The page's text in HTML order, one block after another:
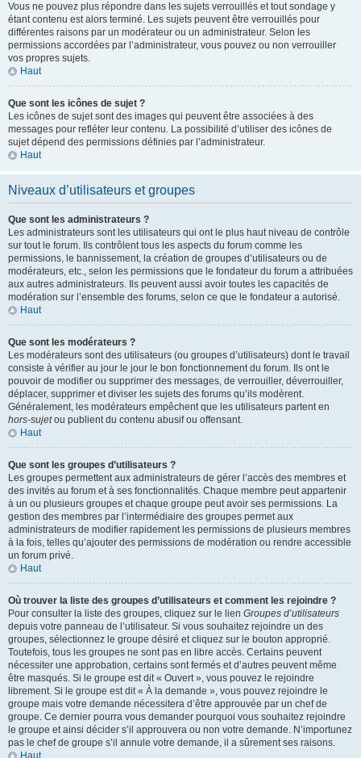
Vous ne pouvez plus répondre dans les sujets verrouillés et tout sondage y
étant contenu est alors terminé. Les sujets peuvent être verrouillés pour
différentes raisons par un modérateur ou un administrateur. Selon les
permissions accordées par l’administrateur, vous pouvez ou non verrouiller
vos propres sujets.
Haut
Que sont les icônes de sujet ?
Les icônes de sujet sont des images qui peuvent être associées à des
messages pour refléter leur contenu. La possibilité d’utiliser des icônes de
sujet dépend des permissions définies par l’administrateur.
Haut
Niveaux d’utilisateurs et groupes
Que sont les administrateurs ?
Les administrateurs sont les utilisateurs qui ont le plus haut niveau de contrôle
sur tout le forum. Ils contrôlent tous les aspects du forum comme les
permissions, le bannissement, la création de groupes d’utilisateurs ou de
modérateurs, etc., selon les permissions que le fondateur du forum a attribuées
aux autres administrateurs. Ils peuvent aussi avoir toutes les capacités de
modération sur l’ensemble des forums, selon ce que le fondateur a autorisé.
Haut
Que sont les modérateurs ?
Les modérateurs sont des utilisateurs (ou groupes d’utilisateurs) dont le travail
consiste à vérifier au jour le jour le bon fonctionnement du forum. Ils ont le
pouvoir de modifier ou supprimer des messages, de verrouiller, déverrouiller,
déplacer, supprimer et diviser les sujets des forums qu’ils modèrent.
Généralement, les modérateurs empêchent que les utilisateurs partent en
hors-sujetou publient du contenu abusif ou offensant.
Haut
Que sont les groupes d’utilisateurs ?
Les groupes permettent aux administrateurs de gérer l’accès des membres et
des invités au forum et à ses fonctionnalités. Chaque membre peut appartenir
à un ou plusieurs groupes et chaque groupe peut avoir ses permissions. La
gestion des membres par l’intermédiaire des groupes permet aux
administrateurs de modifier rapidement les permissions de plusieurs membres
à la fois, telles qu’ajouter des permissions de modération ou rendre accessible
un forum privé.
Haut
Où trouver la liste des groupes d’utilisateurs et comment les rejoindre ?
Pour consulter la liste des groupes, cliquez sur le lien Groupes d’utilisateurs
depuis votre panneau de l’utilisateur. Si vous souhaitez rejoindre un des
groupes, sélectionnez le groupe désiré et cliquez sur le bouton approprié.
Toutefois, tous les groupes ne sont pas en libre accès. Certains peuvent
nécessiter une approbation, certains sont fermés et d’autres peuvent même
être masqués. Si le groupe est dit « Ouvert », vous pouvez le rejoindre
librement. Si le groupe est dit « À la demande », vous pouvez rejoindre le
groupe mais votre demande nécessitera d’être approuvée par un chef de
groupe. Ce dernier pourra vous demander pourquoi vous souhaitez rejoindre
le groupe et ainsi décider s’il approuvera ou non votre demande. N’importunez
pas le chef de groupe s’il annule votre demande, il a sûrement ses raisons.
Haut